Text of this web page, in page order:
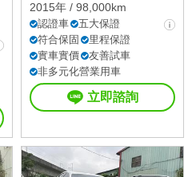
2015年 / 98,000km
認證車
五大保證
符合保固
里程保證
實車實價
友善試車
非多元化營業用車
立即諮詢